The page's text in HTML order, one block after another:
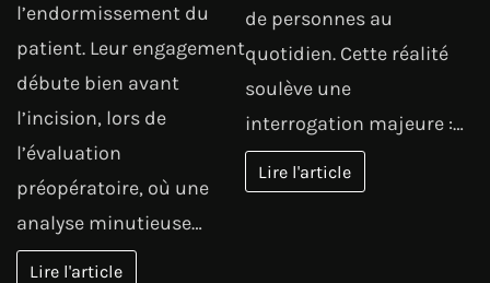
l’endormissement du
patient. Leur engagement
débute bien avant
l’incision, lors de
l’évaluation
préopératoire, où une
analyse minutieuse…
Lire l'article
de personnes au
quotidien. Cette réalité
soulève une
interrogation majeure :…
Lire l'article